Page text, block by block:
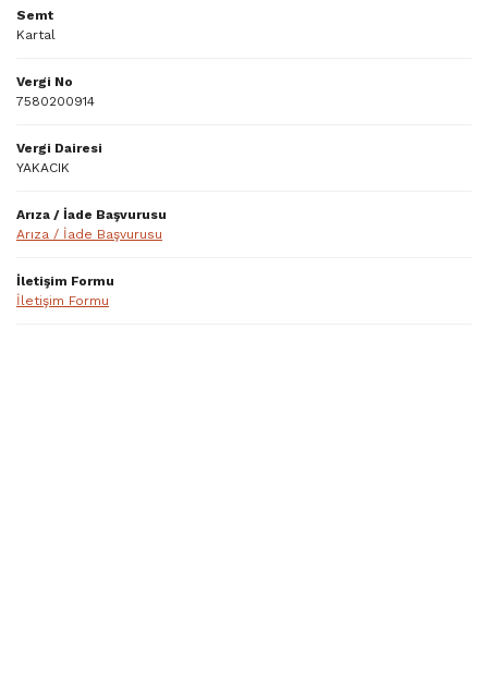
Semt
Kartal
Vergi No
7580200914
Vergi Dairesi
YAKACIK
Arıza / İade Başvurusu
Arıza / İade Başvurusu
İletişim Formu
İletişim Formu